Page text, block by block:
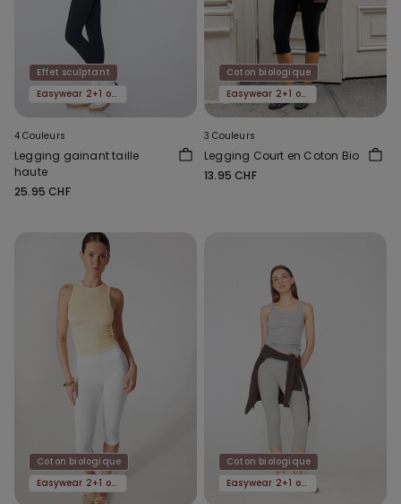
Effet sculptant
Easywear 2+1 offert
4 Couleurs
Legging gainant taille
haute
25.95 CHF
Coton biologique
Easywear 2+1 offert
3 Couleurs
Legging Court en Coton Bio
13.95 CHF
Coton biologique
Easywear 2+1 offert
Coton biologique
Easywear 2+1 offert